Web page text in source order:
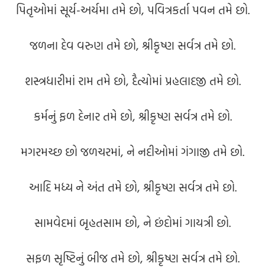
પિતૃઓમાં સૂર્ય-અર્યમા તમે છો, પવિત્રકર્તા પવન તમે છો.
જળના દેવ વરુણ તમે છો, શ્રીકૃષ્ણ સર્વત્ર તમે છો.
શસ્ત્રધારીમાં રામ તમે છો, દૈત્યોમાં પ્રહલાદજી તમે છો.
કર્મનું ફળ દેનાર તમે છો, શ્રીકૃષ્ણ સર્વત્ર તમે છો.
મગરમચ્છ છો જળચરમાં, ને નદીઓમાં ગંગાજી તમે છો.
આદિ મધ્ય ને અંત તમે છો, શ્રીકૃષ્ણ સર્વત્ર તમે છો.
સામવેદમાં બૃહતસામ છો, ને છંદોમાં ગાયત્રી છો.
સફળ સૃષ્ટિનું બીજ તમે છો, શ્રીકૃષ્ણ સર્વત્ર તમે છો.